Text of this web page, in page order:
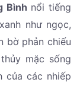
Bình nổi tiếng
như ngọc,
bờ phản chiếu
mặc sống
của các nhiếp